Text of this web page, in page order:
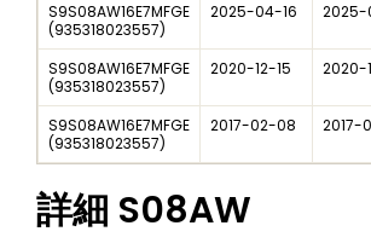
S9S08AW16E7MFGE
(935318023557)
2025-04-16
S9S08AW16E7MFGE
(935318023557)
2020-12-15 2020-
S9S08AW16E7MFGE
(935318023557)
2017-02-08 2017-
詳細 S08AW